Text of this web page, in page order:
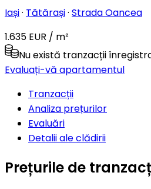
Iași· Tătărași· Strada Oancea
1.635 EUR / m²
Nu există tranzacții
Evaluați-vă apartamentul
Tranzacții
Analiza prețurilor
Evaluări
Detalii ale clădirii
Prețurile de